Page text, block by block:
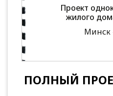
Проект
жилого
Минск
ПОЛНЫЙ